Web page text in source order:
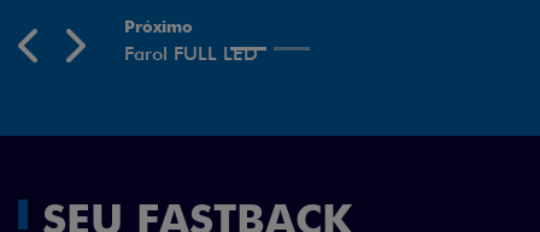
SEU FASTBACK